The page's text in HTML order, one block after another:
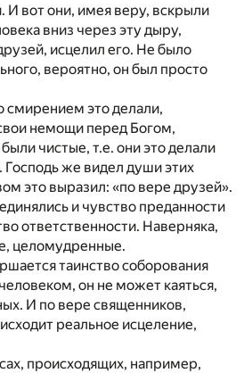
И вот они, имея веру, вскрыли
вниз через эту дыру,
исцелил его. Не было
вероятно, он был просто
смирением это делали,
немощи перед Богом,
чистые, т.е. они это делали
Господь же видел души этих
это выразил: «по вере друзей».
и чувство преданности
ответственности. Наверняка,
целомудренные.
таинство соборования
он не может каяться,
И по вере священников,
реальное исцеление,
происходящих, например,